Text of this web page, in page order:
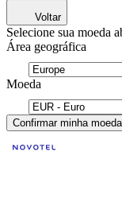
Voltar
Selecione sua moeda
Área geográfica
Moeda
Confirmar minha moeda